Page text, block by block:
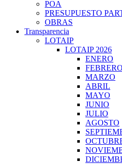
POA
PRESUPUESTO
OBRAS
Transparencia
LOTAIP
LOTAIP 2026
ENERO
FEBRERO
MARZO
ABRIL
MAYO
JUNIO
JULIO
AGOSTO